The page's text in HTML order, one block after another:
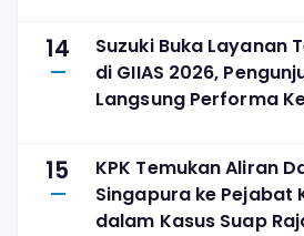
14
Suzuki Buka Layanan
di GIIAS 2026,
Langsung Performa
15
KPK Temukan Aliran
Singapura ke Pejabat
dalam Kasus Suap